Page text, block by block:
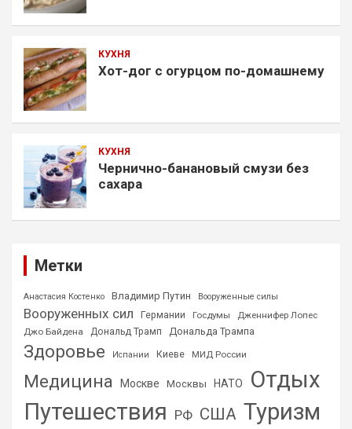
КУХНЯ
Хот-дог с огурцом по-домашнему
КУХНЯ
Чернично-банановый смузи без
сахара
Метки
Анастасия Костенко Владимир Путин Вооруженные силы
Вооруженных сил Германии Госдумы
Дженнифер Лопес
Джо Байдена
Дональд Трамп Дональда Трампа
Здоровье Испании Киеве МИД России
Медицина Москве Москвы НАТО
Отдых
Путешествия РФ США Туризм